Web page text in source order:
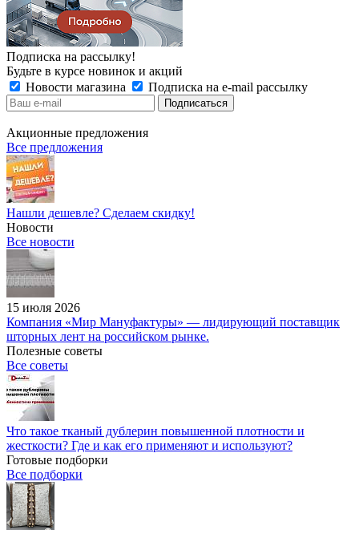
Подписка на рассылку!
Будьте в курсе новинок и акций
Новости магазина
Подписка на e-mail рассылку
Акционные предложения
Все предложения
Нашли дешевле? Сделаем скидку!
Новости
Все новости
15 июля 2026
Компания «Мир Мануфактуры» — лидирующий поставщик
шторных лент на российском рынке.
Полезные советы
Все советы
Что такое тканый дублерин повышенной плотности и
жесткости? Где и как его применяют и используют?
Готовые подборки
Все подборки